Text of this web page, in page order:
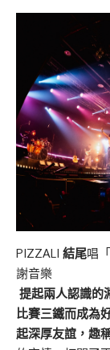
PIZZALI 結尾唱
謝音樂
提起兩人認識的
比賽三鐵而成為
起深厚友誼，趣